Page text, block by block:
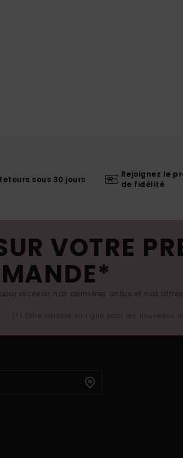
sous 30 jours
Rejoignez le
de fidélité
VOTRE
recevoir nos dernières actus et nos
(*) Offre valable en ligne pour les nouveaux